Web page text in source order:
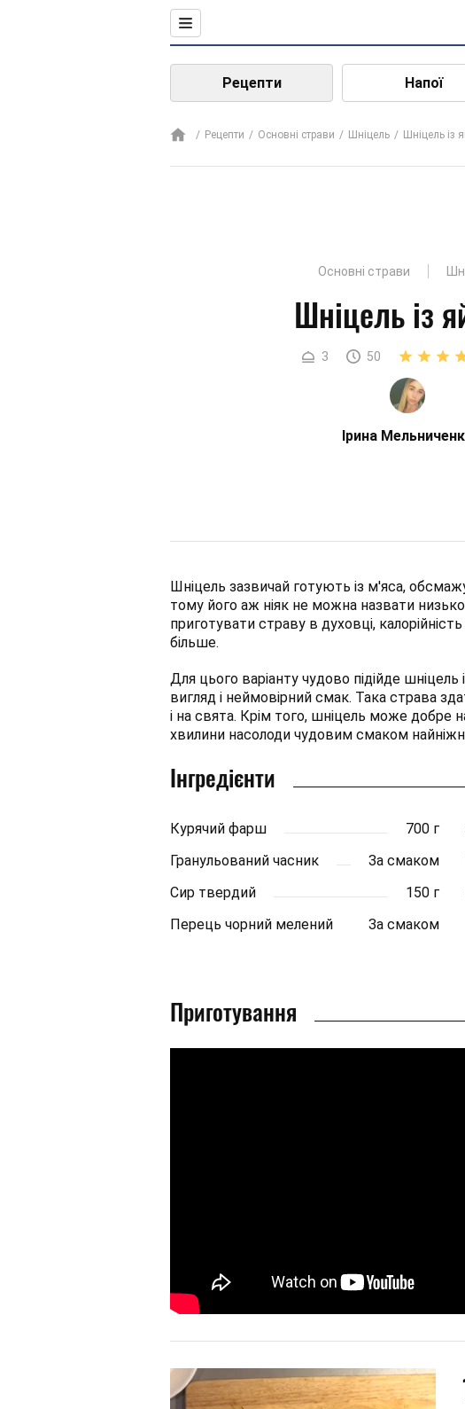
Рецепти Напої
Рецепти Основні страви Шніцель Шніцель із
Основні страви
Шніцель із
3 50
Ірина
Шніцель зазвичай готують із м'яса,
тому його аж ніяк не можна назвати
приготувати страву в духовці,
більше.
Для цього варіанту чудово підійде
вигляд і неймовірний смак. Така страва
і на свята. Крім того, шніцель може добре
хвилини насолоди чудовим смаком
Інгредієнти
Курячий фарш 700 г
Гранульований часник
За смаком
Сир твердий
150 г
Перець чорний мелений
За смаком
Приготування